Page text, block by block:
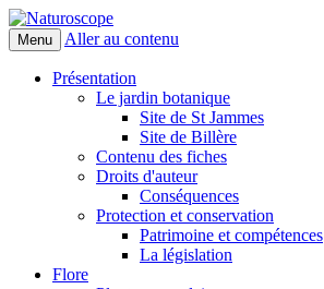
Naturoscope
Menu Aller au contenu
Présentation
Le jardin botanique
Site de St Jammes
Site de Billère
Contenu des fiches
Droits d'auteur
Conséquences
Protection et conservation
Patrimoine et compétences
La législation
Flore